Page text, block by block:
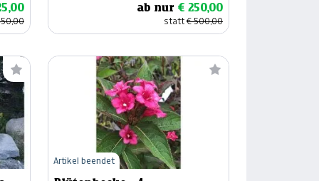
ab nur € 250,00
statt€ 500,00
Artikel beendet